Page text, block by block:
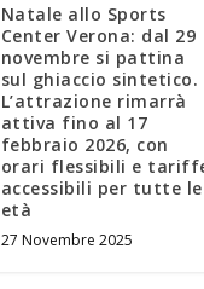
Natale allo Sports
Center Verona: dal 29
novembre si pattina
sul ghiaccio sintetico.
L’attrazione rimarrà
attiva fino al 17
febbraio 2026, con
orari flessibili e
accessibili per tutte le
età
27 Novembre 2025